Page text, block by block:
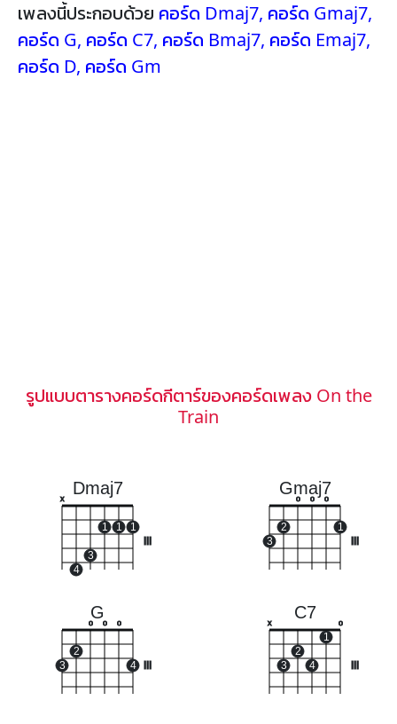
เพลงนี้ประกอบด้วย คอร์ด Dmaj7, คอร์ด Gmaj7,
คอร์ด G, คอร์ด C7, คอร์ด Bmaj7, คอร์ด Emaj7,
คอร์ด D, คอร์ด Gm
รูปแบบตารางคอร์ดกีตาร์ของคอร์ดเพลง On the
Train
Dmaj7
x
4
3
1 1 1
Gmaj7
3
2
o o o
1
G
3
2
o o o
4
C7
x
3
2
4
1
o